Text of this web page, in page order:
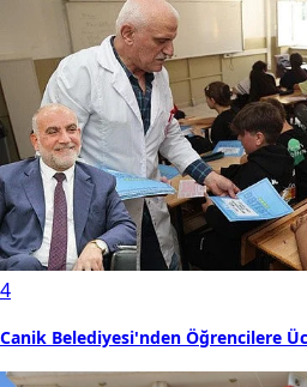
4
Canik Belediyesi'nden Öğrencilere